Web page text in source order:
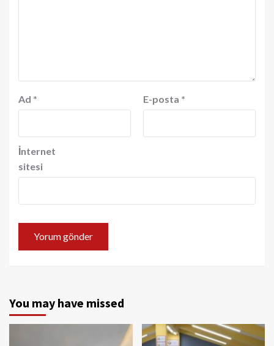
Ad * E-posta *
İnternet
sitesi
You may have missed